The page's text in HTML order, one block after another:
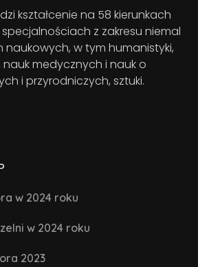
kształcenie na 58 kierunkach
specjalnościach z zakresu niemal
naukowych, w tym humanistyki,
nauk medycznych i nauk o
i przyrodniczych, sztuki.
w 2024 roku
w 2024 roku
2023